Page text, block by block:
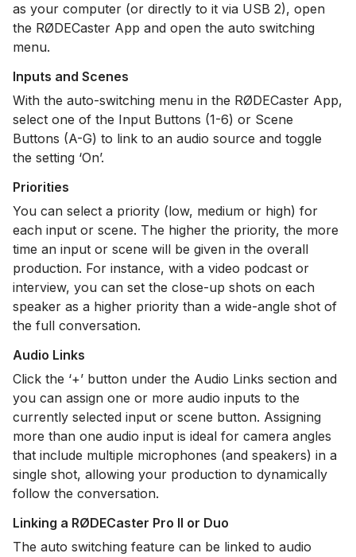
as your computer (or directly to it via USB 2), open
the RØDECaster App and open the auto switching
menu.
Inputs and Scenes
With the auto-switching menu in the RØDECaster App,
select one of the Input Buttons (1-6) or Scene
Buttons (A-G) to link to an audio source and toggle
the setting ‘On’.
Priorities
You can select a priority (low, medium or high) for
each input or scene. The higher the priority, the more
time an input or scene will be given in the overall
production. For instance, with a video podcast or
interview, you can set the close-up shots on each
speaker as a higher priority than a wide-angle shot of
the full conversation.
Audio Links
Click the ‘+’ button under the Audio Links section and
you can assign one or more audio inputs to the
currently selected input or scene button. Assigning
more than one audio input is ideal for camera angles
that include multiple microphones (and speakers) in a
single shot, allowing your production to dynamically
follow the conversation.
Linking a RØDECaster Pro II or Duo
The auto switching feature can be linked to audio